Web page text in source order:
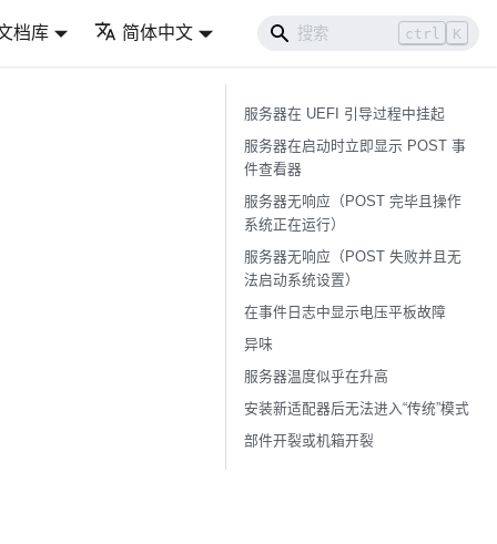
档库 简体中文 ctrl K
服务器在 UEFI 引导过程中挂起
服务器在启动时立即显示 POST 事
件查看器
服务器无响应（POST 完毕且操作
系统正在运行）
服务器无响应（POST 失败并且无
法启动系统设置）
在事件日志中显示电压平板故障
异味
服务器温度似乎在升高
安装新适配器后无法进入“传统”模式
部件开裂或机箱开裂